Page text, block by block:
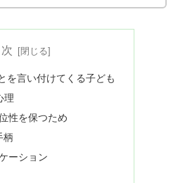
次
を言い付けてくる子ども
理
性を保つため
柄
ーション